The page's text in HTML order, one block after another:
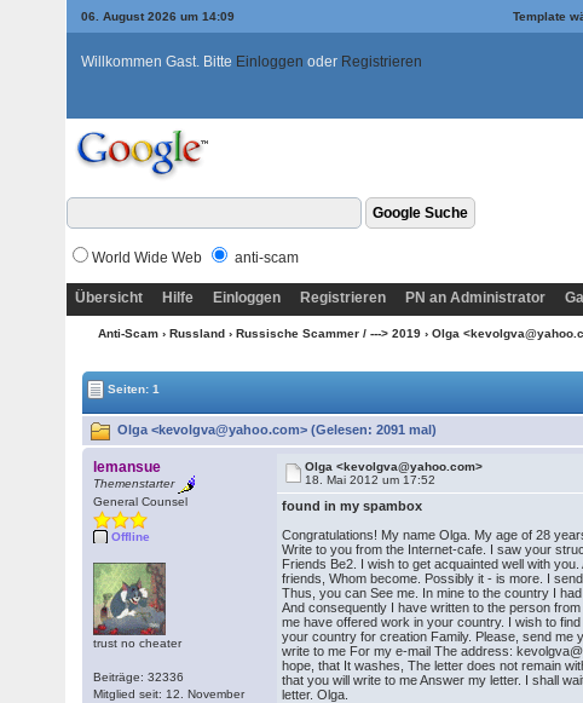
06. August 2026 um 14:09 Template
Willkommen Gast. Bitte Einloggen oder Registrieren
World Wide Web anti-scam
Übersicht Hilfe Einloggen Registrieren PN an Administrator
Anti-Scam › Russland › Russische Scammer / ---> 2019 › Olga
Seiten: 1
Olga <kevolgva@yahoo.com> (Gelesen: 2091 mal)
lemansue
Themenstarter
General Counsel
Offline
trust no cheater
Beiträge: 32336
Mitglied seit: 12. November
Olga <kevolgva@yahoo.com>
18. Mai 2012 um 17:52
found in my spambox
Congratulations! My name Olga. My age of 28
Write to you from the Internet-cafe. I saw your
Friends Be2. I wish to get acquainted well with
friends, Whom become. Possibly it - is more. I
Thus, you can See me. In mine to the country I
And consequently I have written to the person
me have offered work in your country. I wish to
your country for creation Family. Please, send me
write to me For my e-mail The address:
hope, that It washes, The letter does not remain
that you will write to me Answer my letter. I shall
letter. Olga.